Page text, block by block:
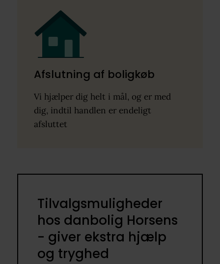
Afslutning af boligkøb
Vi hjælper dig helt i mål, og er med
dig, indtil handlen er endeligt
afsluttet
Tilvalgsmuligheder
hos danbolig Horsens
- giver ekstra hjælp
og tryghed